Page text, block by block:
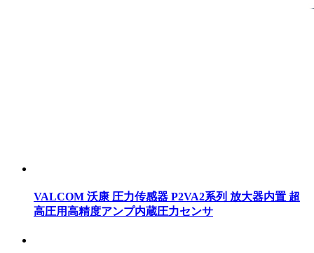
VALCOM 沃康 圧力传感器 P2VA2系列 放大器内置 超
高圧用高精度アンプ内蔵圧力センサ